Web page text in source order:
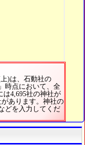
)は、石動社の
時点において、全
は4,695社の神社が
あります。神社の
どを入力してくだ